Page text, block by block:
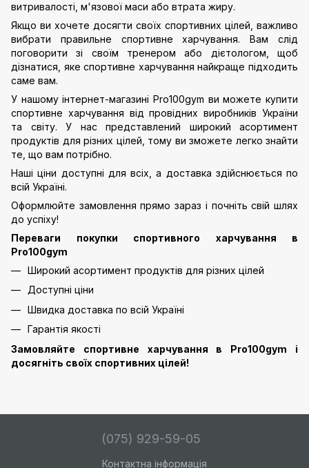
витривалості, м'язової маси або втрата жиру.
Якщо ви хочете досягти своїх спортивних цілей, важливо
вибрати правильне спортивне харчування. Вам слід
поговорити зі своїм тренером або дієтологом, щоб
дізнатися, яке спортивне харчування найкраще підходить
саме вам.
У нашому інтернет-магазині Pro100gym ви можете купити
спортивне харчування від провідних виробників України
та світу. У нас представлений широкий асортимент
продуктів для різних цілей, тому ви зможете легко знайти
те, що вам потрібно.
Наші ціни доступні для всіх, а доставка здійснюється по
всій Україні.
Оформлюйте замовлення прямо зараз і почніть свій шлях
до успіху!
Переваги покупки спортивного харчування в
Pro100gym
Широкий асортимент продуктів для різних цілей
Доступні ціни
Швидка доставка по всій Україні
Гарантія якості
Замовляйте спортивне харчування в Pro100gym і
досягніть своїх спортивних цілей!
(075) 929-59-05
Контактна інформація